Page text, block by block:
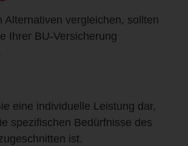
Alternativen vergleichen, sollten
Ihrer BU-Versicherung
eine individuelle Leistung dar,
spezifischen Bedürfnisse des
ist.